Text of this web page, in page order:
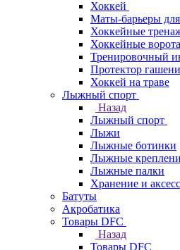
Хоккей
Маты-барьеры
Хоккейные
Хоккейные ворота
Тренировочный
Протектор
Хоккей на траве
Лыжный спорт
Назад
Лыжный спорт
Лыжи
Лыжные ботинки
Лыжные
Лыжные палки
Хранение и
Батуты
Акробатика
Товары DFC
Назад
Товары DFC